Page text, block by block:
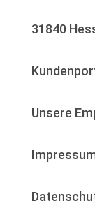
31840
Unsere